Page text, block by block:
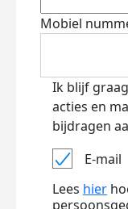
Mobiel
Ik blijf
acties en
bijdragen
E-mail
Lees hier